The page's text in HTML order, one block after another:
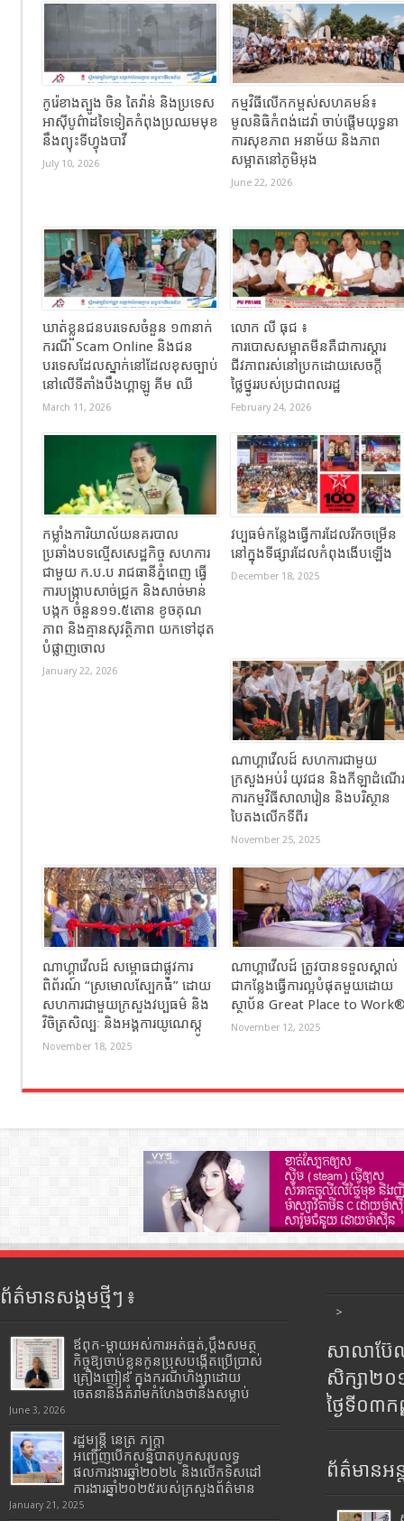
កូរ៉េខាងត្បូង ចិន តៃវ៉ាន់ និងប្រទេស
អាស៊ីបូព៌ាដទៃទៀតកំពុងប្រឈមមុខ
នឹងព្យុះទីហ្វុងបាវី
July 10, 2026
កម្មវិធីលើកកម្ពស់សហគមន៍៖
មូលនិធិកំពង់ដេវ៉ា ចាប់ផ្តើមយុទ្ធនា
ការសុខភាព អនាម័យ និងភាព
សម្អាតនៅភូមិអុង
June 22, 2026
ឃាត់ខ្លួនជនបរទេសចំនួន ១៣នាក់
ករណី Scam Online និងជន
បរទេសដែលស្នាក់នៅដែលខុសច្បាប់
នៅលើទីតាំងបឹងហ្គាឡូ គីម ឈី
March 11, 2026
លោក លី ធុជ ៖
ការបោសសម្អាតមីនគឺជាការស្តារ
ជីវភាពរស់នៅប្រកដោយសេចក្តី
ថ្លៃថ្នូររបស់ប្រជាពលរដ្ឋ
February 24, 2026
កម្លាំងការិយាល័យនគរបាល
ប្រឆាំងបទល្មើសសេដ្ឋកិច្ច សហការ
ជាមួយ ក.ប.ប រាជធានីភ្នំពេញ ធ្វើ
ការបង្ក្រាបសាច់ជ្រូក និងសាច់មាន់
បង្កក ចំនួន១១.៥តោន ខូចគុណ
ភាព និងគ្មានសុវត្ថិភាព យកទៅដុត
បំផ្លាញចោល
January 22, 2026
វប្បធម៌កន្លែងធ្វើការដែលរីកចម្រើន
នៅក្នុងទីផ្សារដែលកំពុងងើបឡើង
December 18, 2025
ណាហ្គាវើលដ៍ សហការជាមួយ
ក្រសួងអប់រំ យុវជន និងកីឡាដំណើរ
ការកម្មវិធីសាលារៀន និងបរិស្ថាន
បៃតងលើកទីពីរ
November 25, 2025
ណាហ្គាវើលដ៍ សម្ពោធជាផ្លូវការ
ពិព័រណ៍ “ស្រមោលស្បែកធំ” ដោយ
សហការជាមួយក្រសួងវប្បធម៌ និង
វិចិត្រសិល្បៈ និងអង្គការយូណេស្កូ
November 18, 2025
ណាហ្គាវើលដ៍ ត្រូវបានទទួលស្គាល់
ជាកន្លែងធ្វើការល្អបំផុតមួយដោយ
ស្ថាប័ន Great Place to
November 12, 2025
ព័ត៌មានសង្គមថ្មីៗ ៖
ឪពុក-ម្ដាយអស់ការអត់ធ្មត់,ប្ដឹងសមត្ថ
កិច្ចឱ្យចាប់ខ្លួនកូនប្រុសបង្កើតប្រើប្រាស់
គ្រឿងញៀន ក្នុងករណីហិង្សាដោយ
ចេតនានិងគំរាមកំហែងថានឹងសម្លាប់
June 3, 2026
រដ្ឋមន្រ្តី​ នេត្រ​ ភក្ត្រា​
អញ្ជើញបើកសន្និបាតបូកសរុបលទ្ធ
ផលការងារឆ្នាំ២០២៤ និងលើកទិសដៅ
ការងារឆ្នាំ២០២៥របស់​ក្រសួង​ព័ត៌មាន​
January 21, 2025
>
សាលាប៊ែ
សិក្សា២
ថ្ងៃទី០៣
ព័ត៌មានអន្